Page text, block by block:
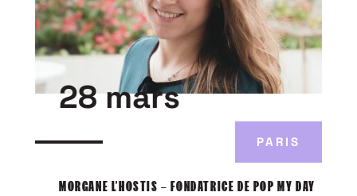
28 mars
PARIS
MORGANE L’HOSTIS – FONDATRICE DE POP MY DAY